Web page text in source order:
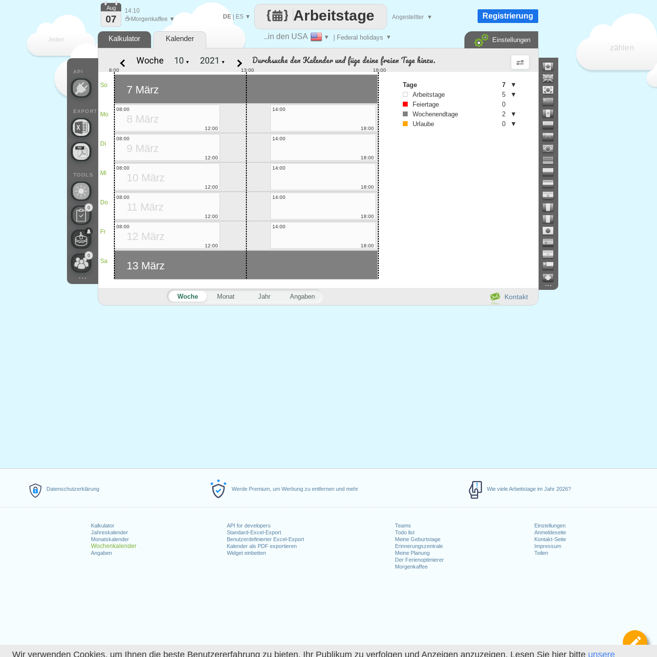
Wir verwenden Cookies, um Ihnen die beste Benutzererfahrung zu bieten, Ihr Publikum zu verfolgen und Anzeigen anzuzeigen. Lesen Sie hier bitte unsere
Datenschutzerklärung Werde Premium, um Werbung zu entfernen und mehr Wie viele Arbeitstage im Jahr 2026?
Kalkulator
Jahreskalender
Monatskalender
Wochenkalender
Angaben
API for developers
Standard-Excel-Export
Benutzerdefinierter Excel-Export
Kalender als PDF exportieren
Widget einbetten
Teams
Todo list
Meine Geburtstage
Erinnerungszentrale
Meine Planung
Der Ferienoptimierer
Morgenkaffee
Einstellungen
Anmeldeseite
Kontakt-Seite
Impressum
Teilen
Jeden
Tag
zählen
..in den USA ▼ | Federal holidays ▼
Arbeitstage
DE| ES ▼ Angestellter ▼
API
EXPORT
TOOLS
0
0
...
Aug
07
14:10
☕ Morgenkaffee ▼ Registrierung
Kalkulator Kalender Einstellungen
...
Kontakt
Woche Monat Jahr Angaben
Woche ▼ ▼ Durchsuche den Kalender und füge deine freien Tage hinzu.
So
Mo
Di
Mi
Do
Fr
Sa
13:00
8:00 18:00
7 März
8 März
08:00
12:00
14:00
18:00
9 März
08:00
12:00
14:00
18:00
10 März
08:00
12:00
14:00
18:00
11 März
08:00
12:00
14:00
18:00
12 März
08:00
12:00
14:00
18:00
13 März
Tage 7
▼
Arbeitstage
5
▼
Feiertage
0
Wochenendtage
2
▼
Urlaube
0 ▼